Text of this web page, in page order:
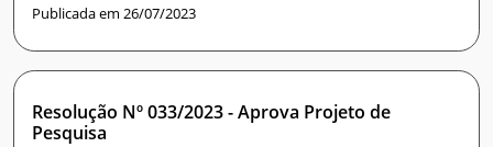
Publicada em 26/07/2023
Resolução Nº 033/2023 - Aprova Projeto de
Pesquisa